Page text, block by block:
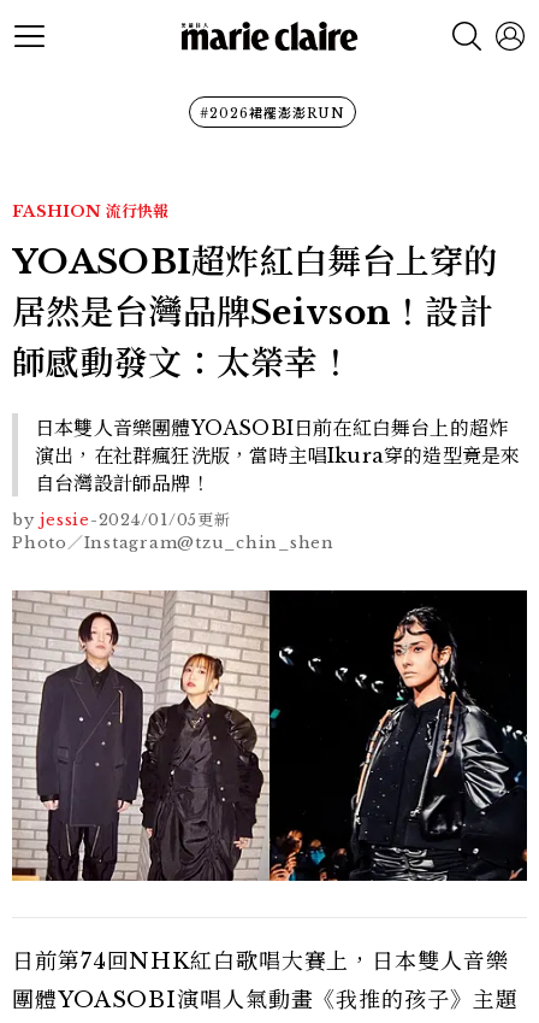
#2026裙襬澎澎RUN
FASHION 流行快報
YOASOBI超炸紅白舞台上穿的
居然是台灣品牌Seivson！設計
師感動發文：太榮幸！
日本雙人音樂團體YOASOBI日前在紅白舞台上的超炸
演出，在社群瘋狂洗版，當時主唱Ikura穿的造型竟是來
自台灣設計師品牌！
by jessie-2024/01/05更新
Photo／Instagram@tzu_chin_shen
日前第74回NHK紅白歌唱大賽上，日本雙人音樂
團體YOASOBI演唱人氣動畫《我推的孩子》主題